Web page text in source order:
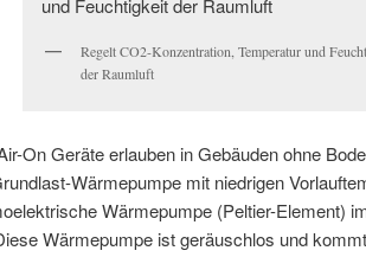
Regelt CO2-Konzentration, Temperatur und
der Raumluft
On Geräte erlauben in Gebäuden ohne
Wärmepumpe mit niedrigen
Wärmepumpe (Peltier-Element)
Wärmepumpe ist geräuschlos und